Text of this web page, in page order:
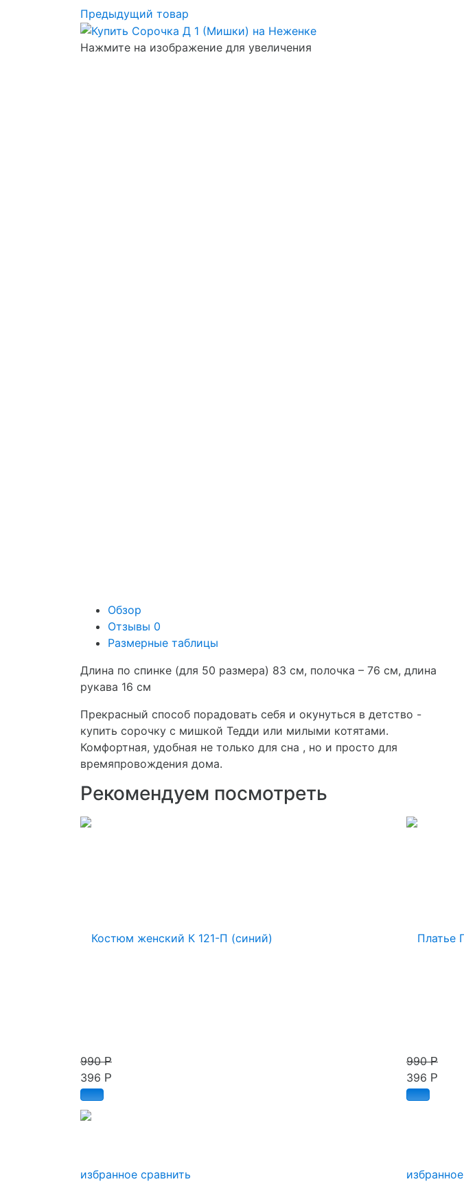
Предыдущий товар
Нажмите на изображение для увеличения
Обзор
Отзывы 0
Размерные таблицы
Длина по спинке (для 50 размера) 83 см, полочка – 76 см, длина
рукава 16 см
Прекрасный способ порадовать себя и окунуться в детство -
купить сорочку с мишкой Тедди или милыми котятами.
Комфортная, удобная не только для сна , но и просто для
времяпровождения дома.
Рекомендуем посмотреть
избранное сравнить
990Р
396 Р
избранное
990Р
396 Р